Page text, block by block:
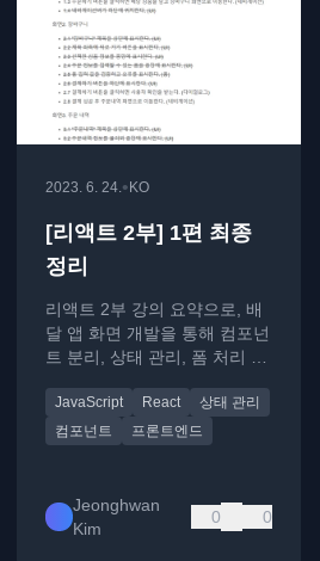
2023. 6. 24.• KO
[리액트 2부] 1편 최종
정리
리액트 2부 강의 요약으로, 배
달 앱 화면 개발을 통해 컴포넌
트 분리, 상태 관리, 폼 처리 등
JavaScript React
상태 관리
컴포넌트
프론트엔드
Jeonghwan
Kim
0 0